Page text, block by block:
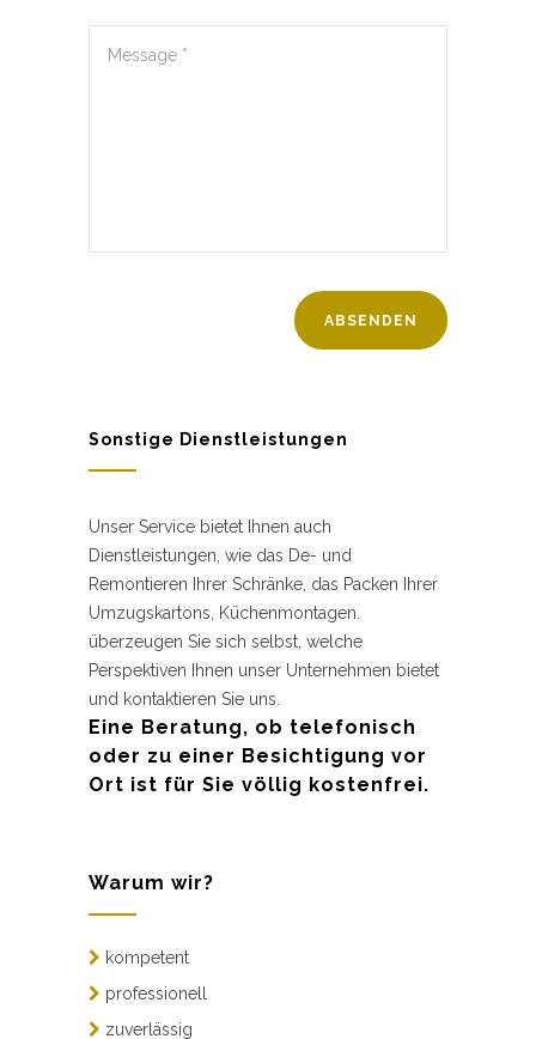
Sonstige Dienstleistungen
Unser Service bietet Ihnen auch
Dienstleistungen, wie das De- und
Remontieren Ihrer Schränke, das Packen Ihrer
Umzugskartons, Küchenmontagen.
überzeugen Sie sich selbst, welche
Perspektiven Ihnen unser Unternehmen bietet
und kontaktieren Sie uns.
Eine Beratung, ob telefonisch
oder zu einer Besichtigung vor
Ort ist für Sie völlig kostenfrei.
Warum wir?
kompetent
professionell
zuverlässig